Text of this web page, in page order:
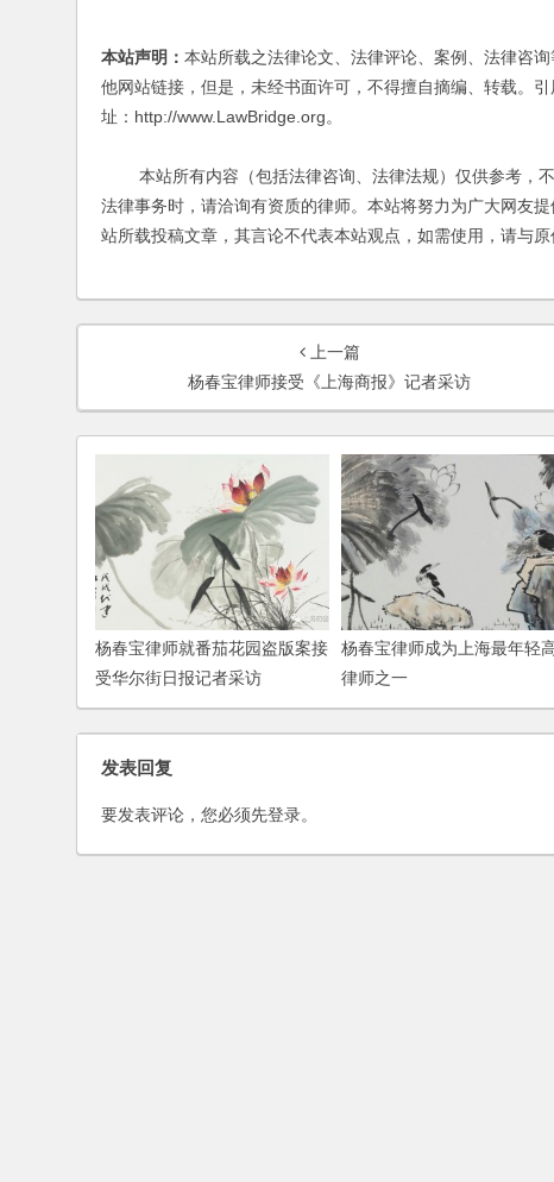
本站声明： 本站所载之法律论文、法律评论、案例、法律咨
他网站链接，但是，未经书面许可，不得擅自摘编、转载。
址：http://www.LawBridge.org。
本站所有内容（包括法律咨询、法律法规）仅供参考，不
法律事务时，请洽询有资质的律师。本站将努力为广大网友
站所载投稿文章，其言论不代表本站观点，如需使用，请与原
上一篇
杨春宝律师接受《上海商报》记者采访
杨春宝律师就番茄花园盗版案接
受华尔街日报记者采访
杨春宝律师成为上海最年轻
律师之一
发表回复
要发表评论，您必须先登录。